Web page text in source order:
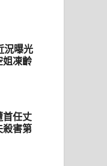
況曝光
姐凍齡
首任丈
殺害第